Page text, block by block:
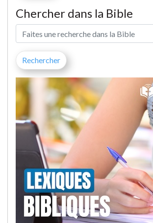
Chercher dans la Bible